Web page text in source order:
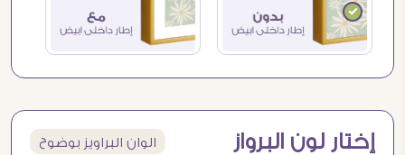
إختار لون البرواز الوان البراويز بوضوح